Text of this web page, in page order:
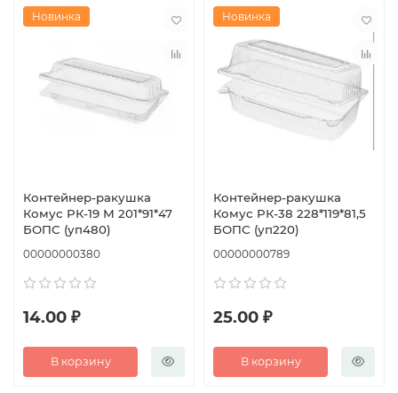
Новинка
Контейнер-ракушка
Комус РК-19 М 201*91*47
БОПС (уп480)
00000000380
14.00 ₽
В корзину
Новинка
Контейнер-ракушка
Комус РК-38 228*119*81,5
БОПС (уп220)
00000000789
25.00 ₽
В корзину